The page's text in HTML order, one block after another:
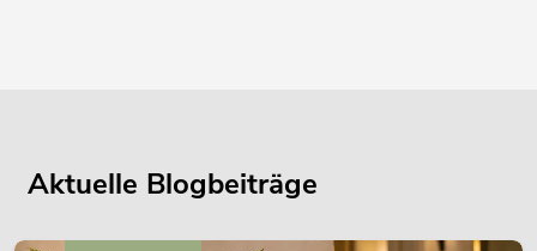
Aktuelle Blogbeiträge